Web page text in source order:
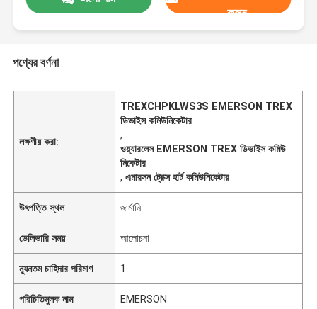
করুন
পণ্যের বর্ণনা
লক্ষণীয় করা:
TREXCHPKLWS3S EMERSON TREX
ডিভাইস কমিউনিকেটার
,
ওয়্যারলেস EMERSON TREX ডিভাইস কমিউ
নিকেটার
,এমারসন ট্রেক্স হার্ট কমিউনিকেটার
উৎপত্তি স্থল জার্মানি
ডেলিভারি সময় আলোচনা
ন্যূনতম চাহিদার পরিমাণ 1
পরিচিতিমুলক নাম EMERSON